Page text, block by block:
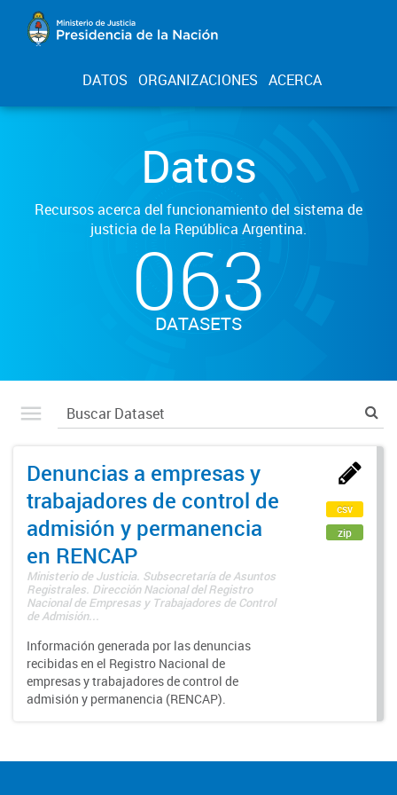
DATOS ORGANIZACIONES ACERCA
Datos
Recursos acerca del funcionamiento del sistema de
justicia de la República Argentina.
063
DATASETS
Denuncias a empresas y
trabajadores de control de
admisión y permanencia
en RENCAP
Ministerio de Justicia. Subsecretaría de Asuntos
Registrales. Dirección Nacional del Registro
Nacional de Empresas y Trabajadores de Control
de Admisión...
Información generada por las denuncias
recibidas en el Registro Nacional de
empresas y trabajadores de control de
admisión y permanencia (RENCAP).
csv
zip